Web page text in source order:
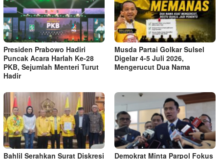
Presiden Prabowo Hadiri
Puncak Acara Harlah Ke-28
PKB, Sejumlah Menteri Turut
Hadir
Musda Partai Golkar Sulsel
Digelar 4-5 Juli 2026,
Mengerucut Dua Nama
Bahlil Serahkan Surat Diskresi Demokrat Minta Parpol Fokus